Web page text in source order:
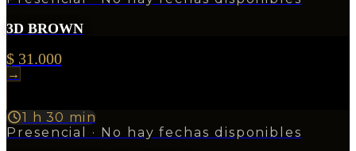
3D BROWN
$ 31.000
→
1 h 30 min
Presencial
· No hay fechas disponibles